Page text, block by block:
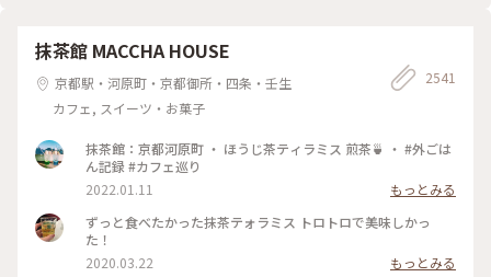
れた落ち着いた店内は 天井の梁や調度品もシックで美しく 昭
和の香りが漂っていますが、 お客さんは若い観光客の方が多
かったです。 お席もすごく近いのですが、 コーナーだったの
で ひっそりと自分の時間を過ごせました✨ ゆるり京都の街歩
きを楽しむことが できた素敵な1日でした。 ・ ・ #私のことり
茶ソワレ #純喫茶 #喫茶店 #ゼリーポンチ #ひんやりスイーツ #
京都スイーツ #京都カフェ #レトロ #レトロ喫茶 #昭和レトロ #
四条河原町 #京都 #ことりっぷ京都 #ことりっぷ三都巡りの旅
抹茶館 MACCHA HOUSE
京都駅・河原町・京都御所・四条・壬生
カフェ, スイーツ・お菓子
2541
抹茶館：京都河原町 ・ ほうじ茶ティラミス 煎茶🍵 ・ #外ごは
ん記録 #カフェ巡り
2022.01.11
もっとみる
ずっと食べたかった抹茶テォラミス トロトロで美味しかっ
た！
2020.03.22
もっとみる